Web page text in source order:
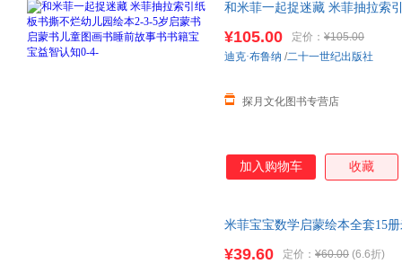
和米菲一起捉迷藏 米菲抽拉索
¥105.00 定价： ¥105.00
探月文化图书专营店
迪克·布鲁纳 /二十一世纪出版社
加入购物车 收藏
米菲宝宝数学启蒙绘本全套15
¥39.60 定价： ¥60.00 (6.6折)